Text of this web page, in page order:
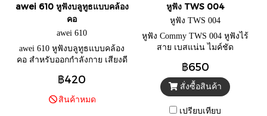
awei 610 หูฟังบลูทูธแบบคล้อง
คอ
awei 610
awei 610 หูฟังบลูทูธแบบคล้อง
คอ สำหรับออกกำลังกาย เสียงดี
ฟังเพลง หรือคุยสายก็สะดวกทุก
การใช้งาน
฿420
สินค้าหมด
หูฟัง TWS 004
หูฟัง TWS 004
หูฟัง Commy TWS 004 หูฟังไร้
สาย เบสแน่น ไมค์ชัด
฿650
สั่งซื้อสินค้า
เปรียบเทียบ